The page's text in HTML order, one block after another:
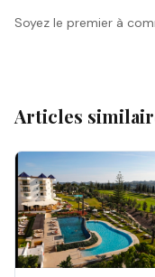
Soyez le premier à
Articles